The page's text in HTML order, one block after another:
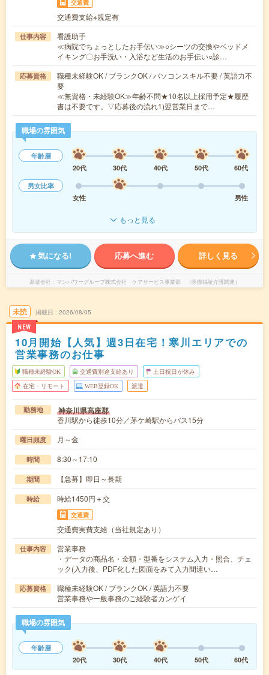
交通費
交通費支給※規定有
仕事内容
看護助手
≪病院でちょっとしたお手伝い≫○シーツの交換やベッドメ
イキング〇お手洗い・入浴など生活のお手伝い○診…
応募資格
職種未経験OK / ブランクOK / パソコンスキル不要 / 英語力不
要
≪無資格・未経験OK≫年齢不問★10名以上採用予定★履歴
書は不要です。▽応募後の流れ1)翌営業日まで…
職場の雰囲気
年齢層
20代
30代 40代 50代
60代
男女比率
女性
男性
もっと見る
気になる! 応募へ進む 詳しく見る
派遣会社 マンパワーグループ株式会社 ケアサービス事業部 （医療福祉介護関連）
未読
NEW
掲載日 2026/08/05
10月開始【人気】週3日在宅！寒川エリアでの
営業事務のお仕事
職種未経験OK 交通費別途支給あり 土日祝日が休み
在宅・リモート WEB登録OK 派遣
勤務地 神奈川県高座郡
香川駅から徒歩10分／茅ケ崎駅からバス15分
曜日頻度 月～金
時間 8:30～17:10
期間 【急募】即日～長期
時給 時給1450円＋交
交通費
交通費実費支給（当社規定あり）
仕事内容
営業事務
・データの商品名・金額・型番をシステム入力・照合、チェ
ック(入力後、PDF化した図面をみて入力間違い…
応募資格
職種未経験OK / ブランクOK / 英語力不要
営業事務や一般事務のご経験者カンゲイ
職場の雰囲気
年齢層
20代
30代 40代 50代 60代